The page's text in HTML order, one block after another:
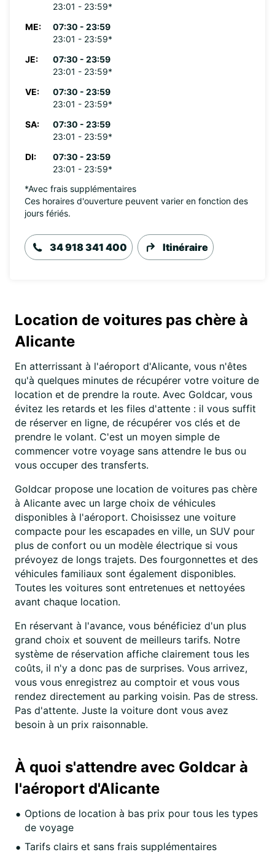
23:01 - 23:59*
ME:
07:30 - 23:59
23:01 - 23:59*
JE:
07:30 - 23:59
23:01 - 23:59*
VE:
07:30 - 23:59
23:01 - 23:59*
SA:
07:30 - 23:59
23:01 - 23:59*
DI:
07:30 - 23:59
23:01 - 23:59*
*Avec frais supplémentaires
Ces horaires d'ouverture peuvent varier en fonction des
jours fériés.
34 918 341 400 Itinéraire
Location de voitures pas chère à
Alicante
En atterrissant à l'aéroport d'Alicante, vous n'êtes
qu'à quelques minutes de récupérer votre voiture de
location et de prendre la route. Avec Goldcar, vous
évitez les retards et les files d'attente : il vous suffit
de réserver en ligne, de récupérer vos clés et de
prendre le volant. C'est un moyen simple de
commencer votre voyage sans attendre le bus ou
vous occuper des transferts.
Goldcar propose une location de voitures pas chère
à Alicante avec un large choix de véhicules
disponibles à l'aéroport. Choisissez une voiture
compacte pour les escapades en ville, un SUV pour
plus de confort ou un modèle électrique si vous
prévoyez de longs trajets. Des fourgonnettes et des
véhicules familiaux sont également disponibles.
Toutes les voitures sont entretenues et nettoyées
avant chaque location.
En réservant à l'avance, vous bénéficiez d'un plus
grand choix et souvent de meilleurs tarifs. Notre
système de réservation affiche clairement tous les
coûts, il n'y a donc pas de surprises. Vous arrivez,
vous vous enregistrez au comptoir et vous vous
rendez directement au parking voisin. Pas de stress.
Pas d'attente. Juste la voiture dont vous avez
besoin à un prix raisonnable.
À quoi s'attendre avec Goldcar à
l'aéroport d'Alicante
Options de location à bas prix pour tous les types
de voyage
Tarifs clairs et sans frais supplémentaires